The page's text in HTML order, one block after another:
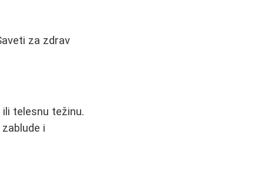
za zdrav
telesnu težinu.
i